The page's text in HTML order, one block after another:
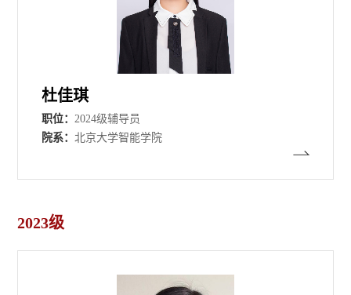
杜佳琪
职位： 2024级辅导员
院系： 北京大学智能学院
2023级